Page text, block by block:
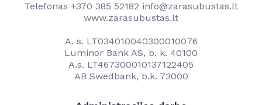
Telefonas +370 385 52182 info@zarasubustas.lt
www.zarasubustas.lt
A. s. LT034010040300010076
Luminor Bank AS, b. k. 40100
A.s. LT467300010137122405
AB Swedbank, b.k. 73000